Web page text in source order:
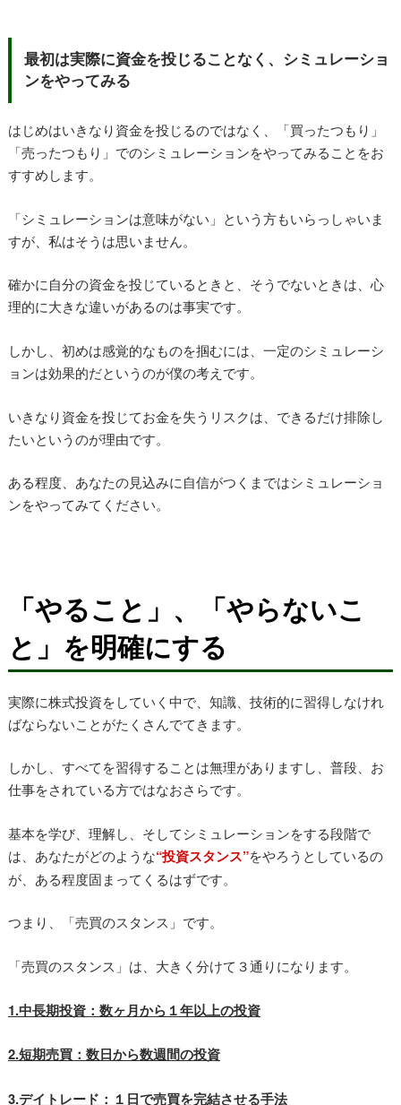
最初は実際に資金を投じることなく、シミュレーショ
ンをやってみる
はじめはいきなり資金を投じるのではなく、「買ったつもり」
「売ったつもり」でのシミュレーションをやってみることをお
すすめします。
「シミュレーションは意味がない」という方もいらっしゃいま
すが、私はそうは思いません。
確かに自分の資金を投じているときと、そうでないときは、心
理的に大きな違いがあるのは事実です。
しかし、初めは感覚的なものを掴むには、一定のシミュレーシ
ョンは効果的だというのが僕の考えです。
いきなり資金を投じてお金を失うリスクは、できるだけ排除し
たいというのが理由です。
ある程度、あなたの見込みに自信がつくまではシミュレーショ
ンをやってみてください。
「やること」、「やらないこ
と」を明確にする
実際に株式投資をしていく中で、知識、技術的に習得しなけれ
ばならないことがたくさんでてきます。
しかし、すべてを習得することは無理がありますし、普段、お
仕事をされている方ではなおさらです。
基本を学び、理解し、そしてシミュレーションをする段階で
は、あなたがどのような“投資スタンス”をやろうとしているの
が、ある程度固まってくるはずです。
つまり、「売買のスタンス」です。
「売買のスタンス」は、大きく分けて３通りになります。
1.中長期投資：数ヶ月から１年以上の投資
2.短期売買：数日から数週間の投資
3.デイトレード：１日で売買を完結させる手法